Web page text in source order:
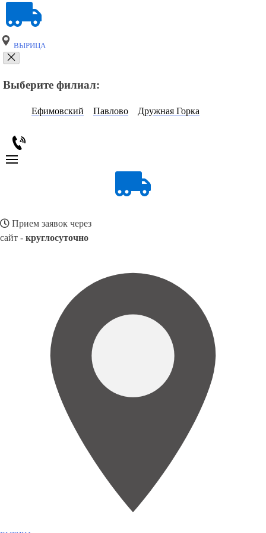
ВЫРИЦА
Выберите филиал:
Ефимовский Павлово Дружная Горка
Прием заявок через
сайт - круглосуточно